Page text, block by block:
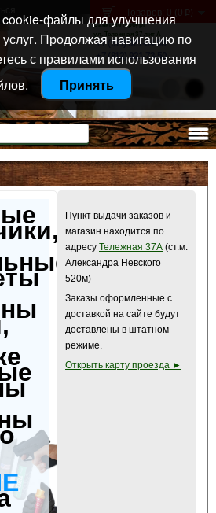
Санкт-Петербург
ул. Тележная 37 лит А
+7 (911) 021-04-08
+7 (812) 921-73-50
Товаров: 0 (0 p )
Пункт выдачи заказов и
магазин находится по
адресу Тележная 37А (ст.м.
Александра Невского
520м)
Заказы оформленные с
доставкой на сайте будут
доставлены в штатном
режиме.
Открыть карту проезда ►
файлы для улучшения
Продолжая навигацию по
с правилами использования
Принять